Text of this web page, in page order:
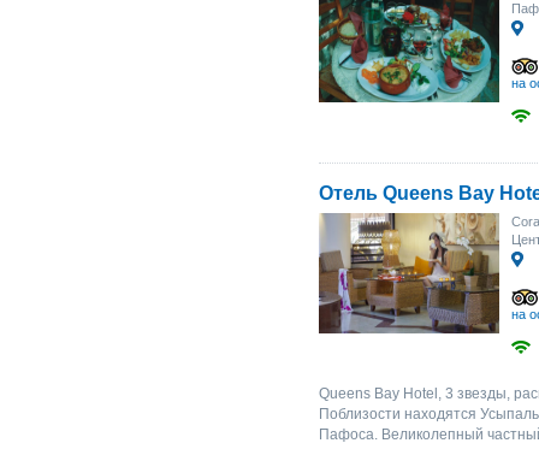
на
Отель Queens Bay
на
Queens Bay Hotel, 3 звезды,
Поблизости находятся
Пафоса. Великолепный